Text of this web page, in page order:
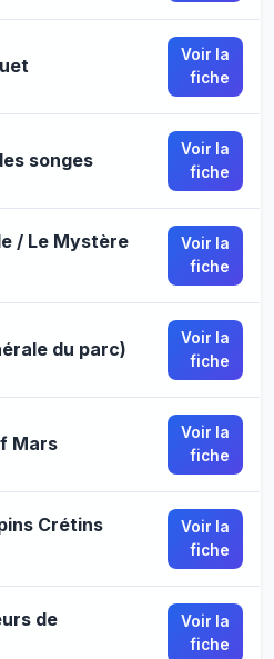
Voir la
fiche
songes
Voir la
fiche
/ Le Mystère
Voir la
fiche
du parc)
Voir la
fiche
Mars
Voir la
fiche
Crétins
Voir la
fiche
de
Voir la
fiche